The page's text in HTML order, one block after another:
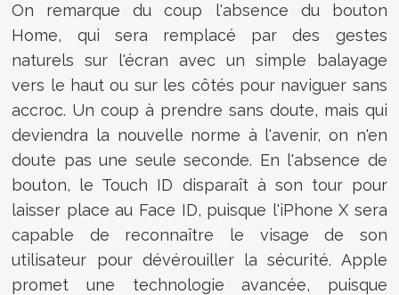
On remarque du coup l'absence du bouton
Home, qui sera remplacé par des gestes
naturels sur l'écran avec un simple balayage
vers le haut ou sur les côtés pour naviguer sans
accroc. Un coup à prendre sans doute, mais qui
deviendra la nouvelle norme à l'avenir, on n'en
doute pas une seule seconde. En l'absence de
bouton, le Touch ID disparaît à son tour pour
laisser place au Face ID, puisque l'iPhone X sera
capable de reconnaître le visage de son
utilisateur pour dévérouiller la sécurité. Apple
promet une technologie avancée, puisque